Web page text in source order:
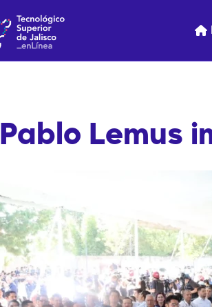
Pablo Lemus